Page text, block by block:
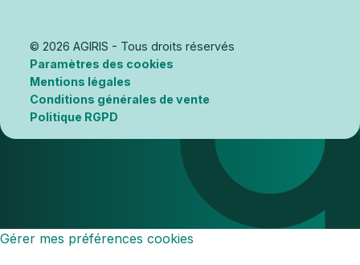
© 2026 AGIRIS - Tous droits réservés
Paramètres des cookies
Mentions légales
Conditions générales de vente
Politique RGPD
Gérer mes préférences cookies